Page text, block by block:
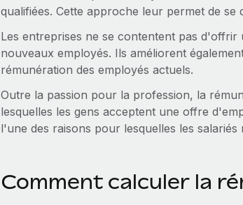
qualifiées. Cette approche leur permet de
Les entreprises ne se contentent pas
nouveaux employés. Ils améliorent
rémunération des employés actuels.
Outre la passion pour la profession, la
lesquelles les gens acceptent une offre
l'une des raisons pour lesquelles les
Comment calculer la